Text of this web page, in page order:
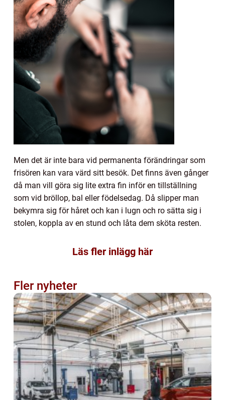
Men det är inte bara vid permanenta förändringar som
frisören kan vara värd sitt besök. Det finns även gånger
då man vill göra sig lite extra fin inför en tillställning
som vid bröllop, bal eller födelsedag. Då slipper man
bekymra sig för håret och kan i lugn och ro sätta sig i
stolen, koppla av en stund och låta dem sköta resten.
Läs fler inlägg här
Fler nyheter